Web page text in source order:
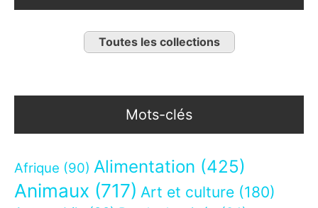
Toutes les collections
Mots-clés
Afrique (90) Alimentation (425)
Animaux (717) Art et culture (180)